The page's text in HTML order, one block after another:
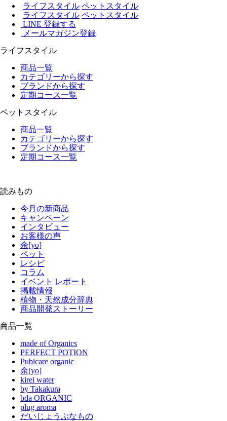
ライフスタイル ペットスタイル
ライフスタイル ペットスタイル
LINE 登録する
メールマガジン登録
ライフスタイル
商品一覧
カテゴリーから探す
ブランドから探す
定期コース一覧
ペットスタイル
商品一覧
カテゴリーから探す
ブランドから探す
定期コース一覧
読みもの
今月の新商品
キャンペーン
インタビュー
お客様の声
余[yo]
ペット
レシピ
コラム
イベント レポート
掲載情報
植物・天然成分辞典
商品開発ストーリー
商品一覧
made of Organics
PERFECT POTION
Pubicare organic
余[yo]
kirei water
by Takakura
bda ORGANIC
plug aroma
だいじょうぶなもの